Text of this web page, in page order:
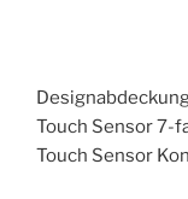
Touch Sensor 7-
Touch Sensor